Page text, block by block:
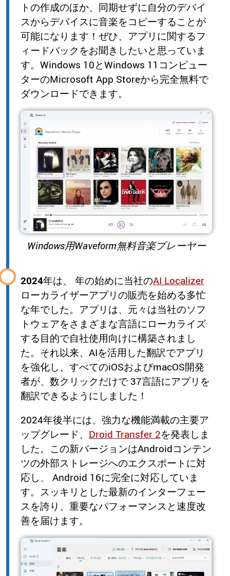
トの作成のほか、同期せずに自分のデバイ
スからデバイスに音楽をコピーすることが
可能になります！ぜひ、アプリに関するフ
ィードバックをお聞きしたいと思っていま
す。Windows 10とWindows 11コンピュー
ターのMicrosoft App Storeから完全無料で
ダウンロードできます。
Windows用Waveform無料音楽プレーヤー
2024年は、 年の始めに当社のAI Localizer
ローカライザーアプリの販売を始める多忙
な年でした。アプリは、元々は当社のソフ
トウェアをさまざまな言語にローカライズ
する目的で自社使用向けに構築されまし
た。それ以来、AIを活用した翻訳でアプリ
を強化し、すべてのiOSおよびmacOS開発
者が、数クリックだけで 37言語にアプリを
翻訳できるようにしました！
2024年後半には、強力な機能満載の主要ア
ップグレード、 Droid Transfer 2を発表しま
した。この新バージョンはAndroidコンテン
ツの外部ストレージへのエクスポートに対
応し、 Android 16に完全に対応していま
す。スッキリとした最新のインターフェー
スを誇り、重要なパフォーマンスと速度改
善を届けます。